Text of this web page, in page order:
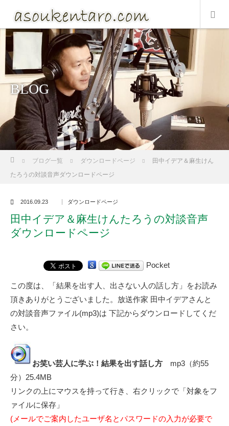
BLOG
ブログ一覧 ダウンロードページ
田中イデア＆麻生けん
たろうの対談音声ダウンロードページ
2016.09.23 ダウンロードページ
田中イデア＆麻生けんたろうの対談音声
ダウンロードページ
Pocket
この度は、 「結果を出す人、出さない人の話し方」
をお読み
頂きありがとうございました。放送作家 田中イデアさんと
の対談音声ファイル(mp3)は 下記からダウンロードしてくだ
さい。
お笑い芸人に学ぶ！結果を出す話し方 mp3（約55
分）25.4MB
リンクの上にマウスを持って行き、右クリックで「対象をフ
ァイルに保存」
(メールでご案内したユーザ名とパスワードの入力が必要で